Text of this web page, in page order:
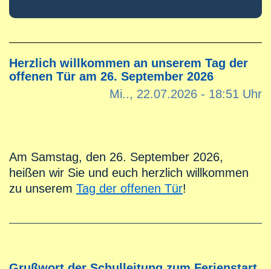
Herzlich willkommen an unserem Tag der
offenen Tür am 26. September 2026
Mi.., 22.07.2026 - 18:51 Uhr
Am Samstag, den 26. September 2026,
heißen wir Sie und euch herzlich willkommen
zu unserem Tag der offenen Tür!